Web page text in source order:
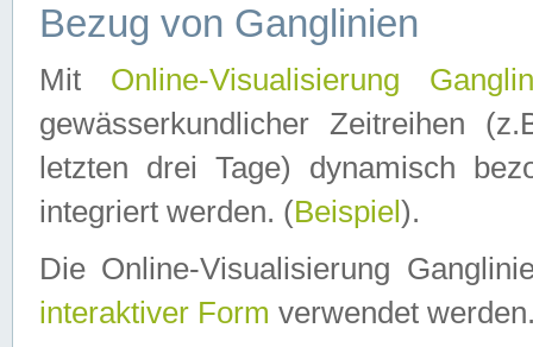
Bezug von Ganglinien
Mit Online-Visualisierung
gewässerkundlicher Zeitreihen
letzten drei Tage) dynamisch
integriert werden. (Beispiel ).
Die Online-Visualisierung
interaktiver Form verwendet